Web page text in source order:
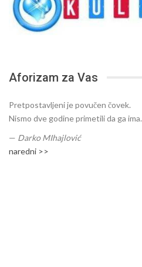
Aforizam za Vas
Pretpostavljeni je povučen čovek.
Nismo dve godine primetili da ga ima.
— Darko MIhajlović
naredni >>